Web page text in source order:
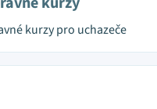
kurzy pro uchazeče